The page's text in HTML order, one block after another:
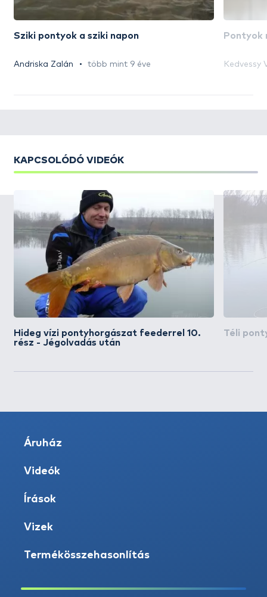
Sziki pontyok a sziki napon
Andriska Zalán több mint 9 éve
Pontyok
Kedvessy
KAPCSOLÓDÓ VIDEÓK
Hideg vízi pontyhorgászat feederrel 10.
rész - Jégolvadás után
Téli
Áruház
Videók
Írások
Vizek
Termékösszehasonlítás